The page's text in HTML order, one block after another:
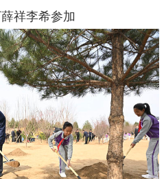
祥李希参加